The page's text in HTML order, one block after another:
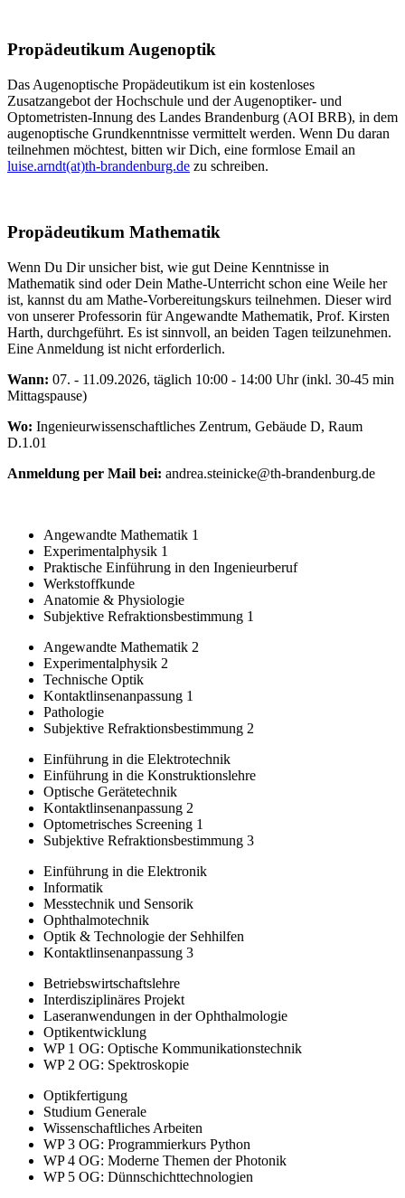
Propädeutikum Augenoptik
Das Augenoptische Propädeutikum ist ein kostenloses
Zusatzangebot der Hochschule und der Augenoptiker- und
Optometristen-Innung des Landes Brandenburg (AOI BRB), in dem
augenoptische Grundkenntnisse vermittelt werden. Wenn Du daran
teilnehmen möchtest, bitten wir Dich, eine formlose Email an
luise.arndt(at)th-brandenburg.de zu schreiben.
Propädeutikum Mathematik
Wenn Du Dir unsicher bist, wie gut Deine Kenntnisse in
Mathematik sind oder Dein Mathe-Unterricht schon eine Weile her
ist, kannst du am Mathe-Vorbereitungskurs teilnehmen. Dieser wird
von unserer Professorin für Angewandte Mathematik, Prof. Kirsten
Harth, durchgeführt. Es ist sinnvoll, an beiden Tagen teilzunehmen.
Eine Anmeldung ist nicht erforderlich.
Wann: 07. - 11.09.2026, täglich 10:00 - 14:00 Uhr (inkl. 30-45 min
Mittagspause)
Wo: Ingenieurwissenschaftliches Zentrum, Gebäude D, Raum
D.1.01
Anmeldung per Mail bei: andrea.steinicke@th-brandenburg.de
Angewandte Mathematik 1
Experimentalphysik 1
Praktische Einführung in den Ingenieurberuf
Werkstoffkunde
Anatomie & Physiologie
Subjektive Refraktionsbestimmung 1
Angewandte Mathematik 2
Experimentalphysik 2
Technische Optik
Kontaktlinsenanpassung 1
Pathologie
Subjektive Refraktionsbestimmung 2
Einführung in die Elektrotechnik
Einführung in die Konstruktionslehre
Optische Gerätetechnik
Kontaktlinsenanpassung 2
Optometrisches Screening 1
Subjektive Refraktionsbestimmung 3
Einführung in die Elektronik
Informatik
Messtechnik und Sensorik
Ophthalmotechnik
Optik & Technologie der Sehhilfen
Kontaktlinsenanpassung 3
Betriebswirtschaftslehre
Interdisziplinäres Projekt
Laseranwendungen in der Ophthalmologie
Optikentwicklung
WP 1 OG: Optische Kommunikationstechnik
WP 2 OG: Spektroskopie
Optikfertigung
Studium Generale
Wissenschaftliches Arbeiten
WP 3 OG: Programmierkurs Python
WP 4 OG: Moderne Themen der Photonik
WP 5 OG: Dünnschichttechnologien